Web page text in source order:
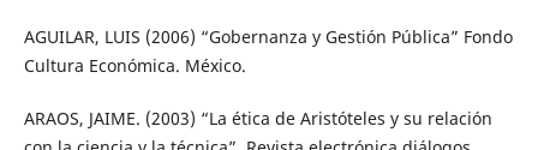
AGUILAR, LUIS (2006) “Gobernanza y Gestión Pública” Fondo
Cultura Económica. México.
ARAOS, JAIME. (2003) “La ética de Aristóteles y su relación